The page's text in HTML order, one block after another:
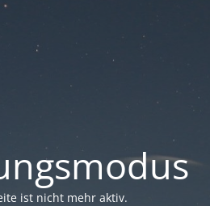
ist nicht mehr aktiv.